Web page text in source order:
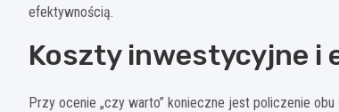
efektywnością.
Koszty inwestycyjne i
Przy ocenie „czy warto” konieczne jest policzenie